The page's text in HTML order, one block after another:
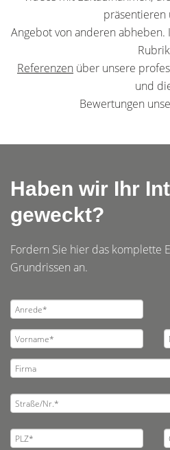
präsentieren
Angebot von anderen
Rubrik
Referenzen über unsere
und
Bewertungen
Haben wir Ihr
geweckt?
Fordern Sie hier das komplette
Grundrissen an.